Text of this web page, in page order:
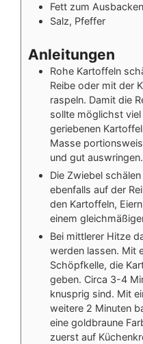
Fett zum Ausbacken
Salz, Pfeffer
Anleitungen
Rohe Kartoffeln
Reibe oder mit der
raspeln. Damit die
sollte möglichst
geriebenen
Masse
und gut auswringen.
Die Zwiebel
ebenfalls auf der
den Kartoffeln,
einem
Bei mittlerer Hitze
werden lassen. Mit
Schöpfkelle, die
geben. Circa 3-4
knusprig sind. Mit
weitere 2 Minuten
eine goldbraune
zuerst auf